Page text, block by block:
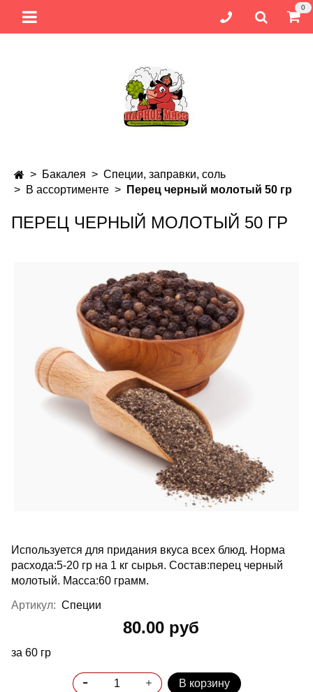
0
Бакалея
Специи, заправки, соль
В ассортименте
Перец черный молотый 50 гр
ПЕРЕЦ ЧЕРНЫЙ МОЛОТЫЙ 50 ГР
Используется для придания вкуса всех блюд. Норма
расхода:5-20 гр на 1 кг сырья. Состав:перец черный
молотый. Масса:60 грамм.
Артикул: Специи
80.00 руб
за 60 гр
В корзину